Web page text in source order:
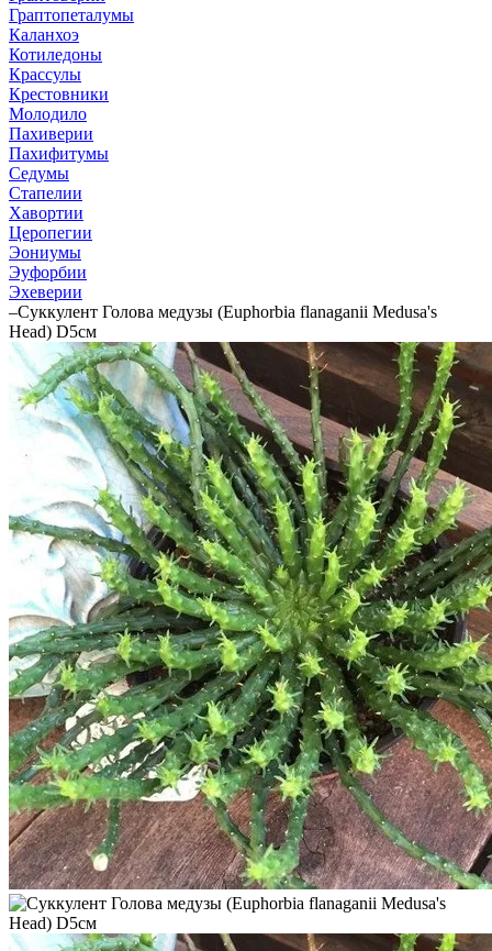
Граптопеталумы
Каланхоэ
Котиледоны
Крассулы
Крестовники
Молодило
Пахиверии
Пахифитумы
Седумы
Стапелии
Хавортии
Церопегии
Эониумы
Эуфорбии
Эхеверии
–Суккулент Голова медузы (Euphorbia flanaganii Medusa's
Head) D5см